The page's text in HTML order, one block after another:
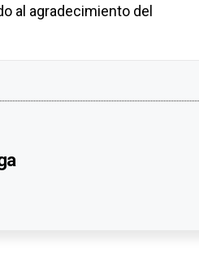
al agradecimiento del